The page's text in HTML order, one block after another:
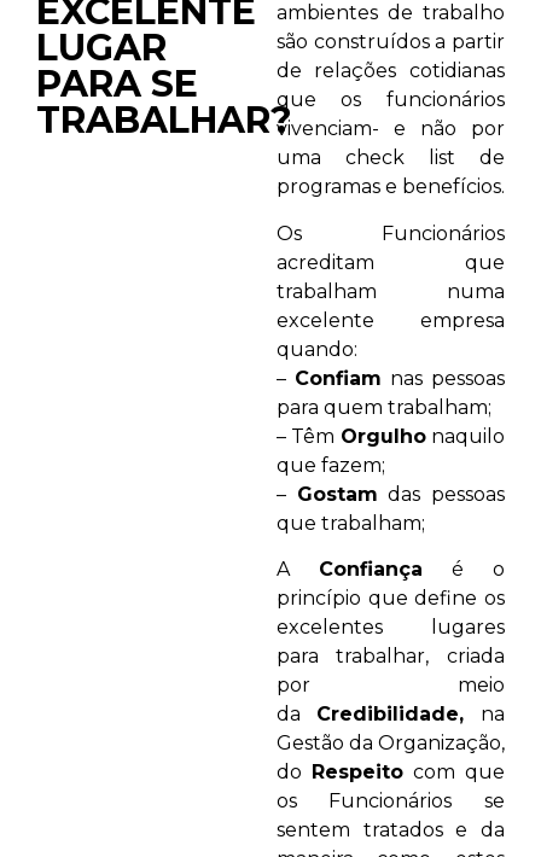
EXCELENTE
LUGAR
PARA SE
TRABALHAR?
ambientes de trabalho
são construídos a partir
de relações cotidianas
que os funcionários
vivenciam- e não por
uma check list de
programas e benefícios.
Os Funcionários
acreditam que
trabalham numa
excelente empresa
quando:
– Confiam nas pessoas
para quem trabalham;
– Têm Orgulhonaquilo
que fazem;
– Gostam das pessoas
que trabalham;
A Confiança é o
princípio que define os
excelentes lugares
para trabalhar, criada
por meio
da Credibilidade, na
Gestão da Organização,
do Respeitocom que
os Funcionários se
sentem tratados e da